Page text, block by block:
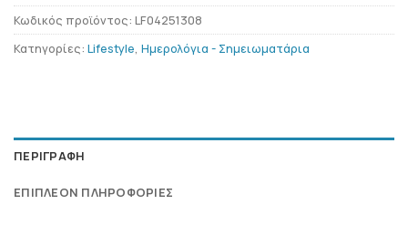
Κωδικός προϊόντος: LF04251308
Κατηγορίες: Lifestyle, Ημερολόγια - Σημειωματάρια
ΠΕΡΙΓΡΑΦΉ
ΕΠΙΠΛΈΟΝ ΠΛΗΡΟΦΟΡΊΕΣ